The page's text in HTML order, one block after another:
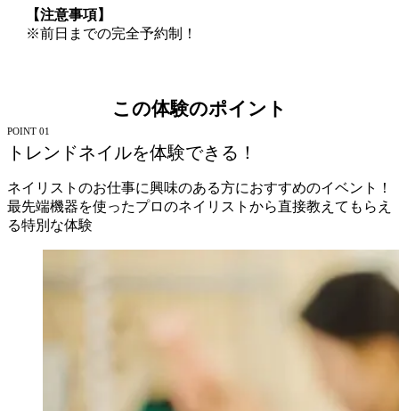
【注意事項】
※前日までの完全予約制！
この体験のポイント
POINT 01
トレンドネイルを体験できる！
ネイリストのお仕事に興味のある方におすすめのイベント！
最先端機器を使ったプロのネイリストから直接教えてもらえ
る特別な体験